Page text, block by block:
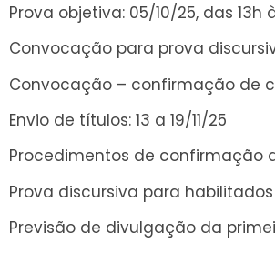
Prova objetiva: 05/10/25, das 13h
Convocação para prova
Convocação – confirmação de
Envio de títulos: 13 a 19/11/25
Procedimentos de confirmação
Prova discursiva para habilitados
Previsão de divulgação da